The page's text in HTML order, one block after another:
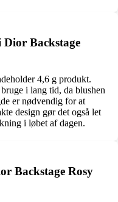
Backstage
4,6 g produkt.
i lang tid, da blushen
er nødvendig for at
design gør det også let
i løbet af dagen.
Backstage Rosy